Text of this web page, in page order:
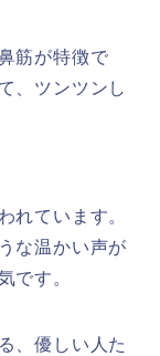
筋が特徴で
、ツンツンし
れています。
な温かい声が
です。
、優しい人た